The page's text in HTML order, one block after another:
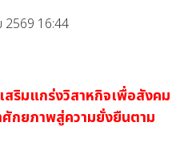
2569 16:44
ริมแกร่งวิสาหกิจเพื่อสังคม
ยภาพสู่ความยั่งยืนตาม